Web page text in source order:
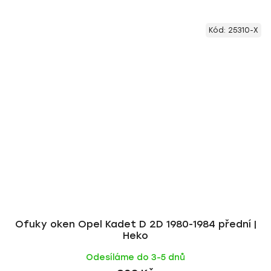
Ofuky oken Opel Kadet D 2D 1980-1984 přední |
Heko
Odesíláme do 3-5 dnů
Kód: 25310-X